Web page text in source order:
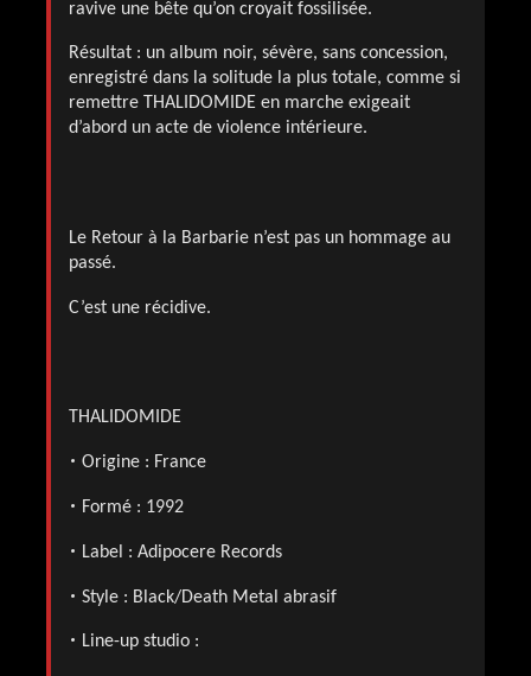
ravive une bête qu’on croyait fossilisée.
Résultat : un album noir, sévère, sans concession,
enregistré dans la solitude la plus totale, comme si
remettre THALIDOMIDE en marche exigeait
d’abord un acte de violence intérieure.
Le Retour à la Barbarie n’est pas un hommage au
passé.
C’est une récidive.
THALIDOMIDE
• Origine : France
• Formé : 1992
• Label : Adipocere Records
• Style : Black/Death Metal abrasif
• Line-up studio :